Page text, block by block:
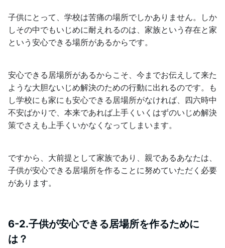
子供にとって、学校は苦痛の場所でしかありません。しか
しその中でもいじめに耐えれるのは、家族という存在と家
という安心できる場所があるからです。
安心できる居場所があるからこそ、今までお伝えして来た
ような大胆ないじめ解決のための行動に出れるのです。も
し学校にも家にも安心できる居場所がなければ、四六時中
不安ばかりで、本来であれば上手くいくはずのいじめ解決
策でさえも上手くいかなくなってしまいます。
ですから、大前提として家族であり、親であるあなたは、
子供が安心できる居場所を作ることに努めていただく必要
があります。
6-2.子供が安心できる居場所を作るために
は？